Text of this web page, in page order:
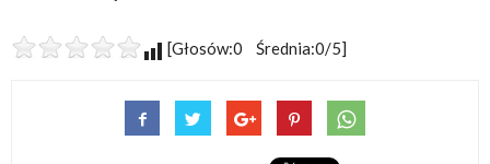
[Głosów:0 Średnia:0/5]